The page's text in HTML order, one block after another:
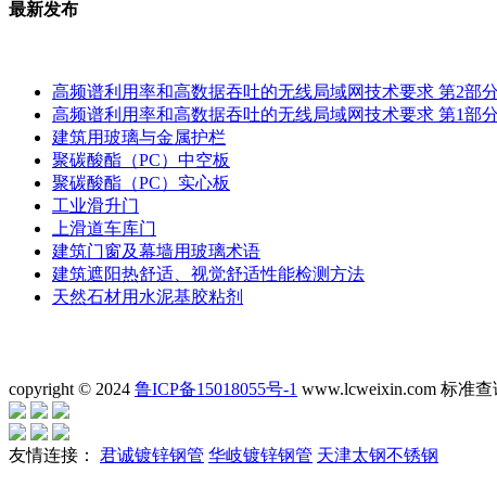
最新发布
高频谱利用率和高数据吞吐的无线局域网技术要求 第2部
高频谱利用率和高数据吞吐的无线局域网技术要求 第1部
建筑用玻璃与金属护栏
聚碳酸酯（PC）中空板
聚碳酸酯（PC）实心板
工业滑升门
上滑道车库门
建筑门窗及幕墙用玻璃术语
建筑遮阳热舒适、视觉舒适性能检测方法
天然石材用水泥基胶粘剂
copyright © 2024 鲁ICP备15018055号-1 www.lcweixin.com 标准
友情连接： 君诚镀锌钢管 华岐镀锌钢管 天津太钢不锈钢